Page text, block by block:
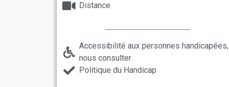
Distance
Accessibilité aux personnes handicapées,
nous consulter
Politique du Handicap